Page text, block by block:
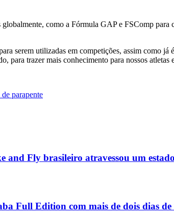
como a Fórmula GAP e FSComp
serem utilizadas em competições, assim como
para trazer mais conhecimento para nossos
parapente
and Fly brasileiro atravessou um
Full Edition com mais de dois dias